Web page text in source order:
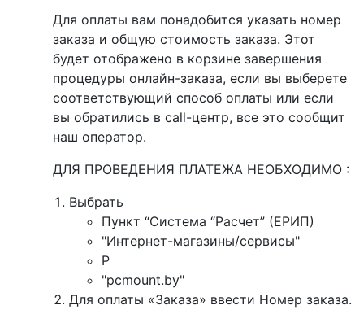
Для оплаты вам понадобится указать номер
заказа и общую стоимость заказа. Этот
будет отображено в корзине завершения
процедуры онлайн-заказа, если вы выберете
соответствующий способ оплаты или если
вы обратились в call-центр, все это сообщит
наш оператор.
ДЛЯ ПРОВЕДЕНИЯ ПЛАТЕЖА НЕОБХОДИМО :
Выбрать
Пункт “Система “Расчет” (ЕРИП)
"Интернет-магазины/сервисы"
P
"pcmount.by"
Для оплаты «Заказа» ввести Номер заказа.